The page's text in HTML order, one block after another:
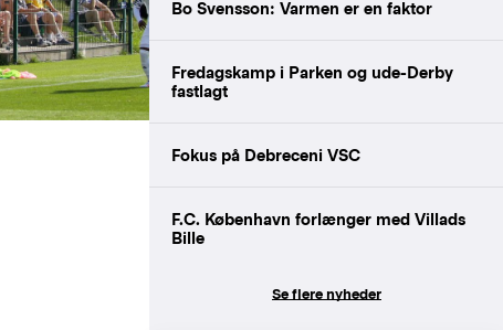
Bo Svensson: Varmen er en faktor
Fredagskamp i Parken og ude-Derby
fastlagt
Fokus på Debreceni VSC
F.C. København forlænger med Villads
Bille
Se flere nyheder